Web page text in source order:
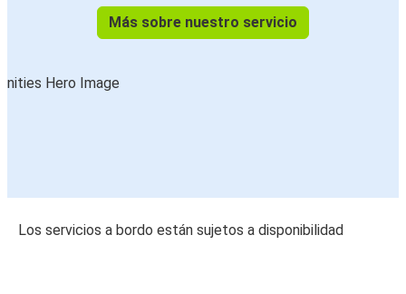
Más sobre nuestro servicio
Los servicios a bordo están sujetos a disponibilidad